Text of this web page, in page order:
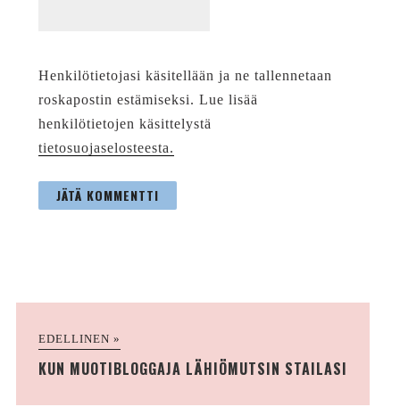
Henkilötietojasi käsitellään ja ne tallennetaan
roskapostin estämiseksi. Lue lisää
henkilötietojen käsittelystä
tietosuojaselosteesta.
EDELLINEN »
KUN MUOTIBLOGGAJA LÄHIÖMUTSIN STAILASI